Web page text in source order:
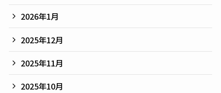
2026年1月
2025年12月
2025年11月
2025年10月